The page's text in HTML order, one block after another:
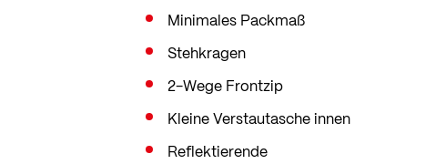
Minimales Packmaß
Stehkragen
2-Wege Frontzip
Kleine Verstautasche innen
Reflektierende